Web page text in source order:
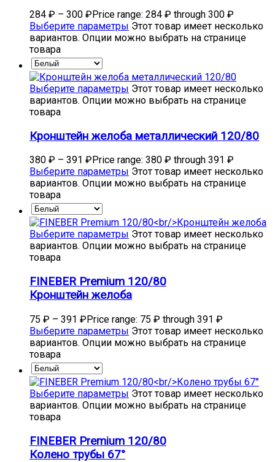
284 ₽ – 300 ₽Price range: 284 ₽ through 300 ₽
Выберите параметры Этот товар имеет несколько
вариантов. Опции можно выбрать на странице
товара
Выберите параметры Этот товар имеет несколько
вариантов. Опции можно выбрать на странице
товара
Кронштейн желоба металлический 120/80
380 ₽ – 391 ₽ Price range: 380 ₽ through 391 ₽
Выберите параметры Этот товар имеет несколько
вариантов. Опции можно выбрать на странице
товара
Выберите параметры Этот товар имеет несколько
вариантов. Опции можно выбрать на странице
товара
FINEBER Premium 120/80
Кронштейн желоба
75 ₽ – 391 ₽Price range: 75 ₽ through 391 ₽
Выберите параметры Этот товар имеет несколько
вариантов. Опции можно выбрать на странице
товара
Выберите параметры Этот товар имеет несколько
вариантов. Опции можно выбрать на странице
товара
FINEBER Premium 120/80
Колено трубы 67°